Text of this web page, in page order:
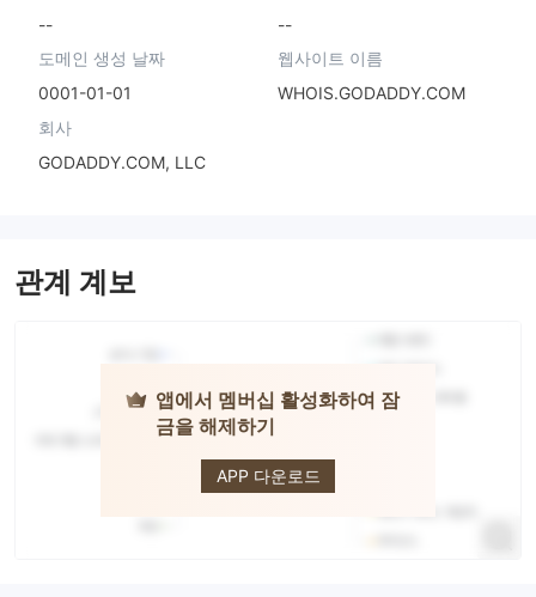
--
--
도메인 생성 날짜
0001-01-01
웹사이트 이름
WHOIS.GODADDY.COM
회사
GODADDY.COM, LLC
관계 계보
앱에서 멤버십 활성화하여 잠
금을 해제하기
APP 다운로드
GPM